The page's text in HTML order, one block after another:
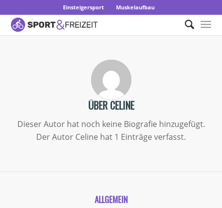
Einsteigersport Muskelaufbau
ÜBER CELINE
Dieser Autor hat noch keine Biografie hinzugefügt.
Der Autor Celine hat 1 Einträge verfasst.
ALLGEMEIN